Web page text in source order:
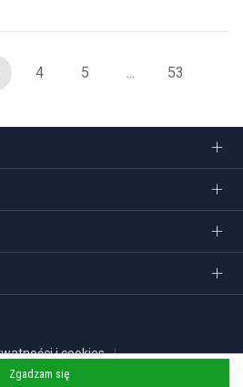
4 5 ... 53
i cookies
Grzegorz Żółtowski. Gadżety
Zgadzam się